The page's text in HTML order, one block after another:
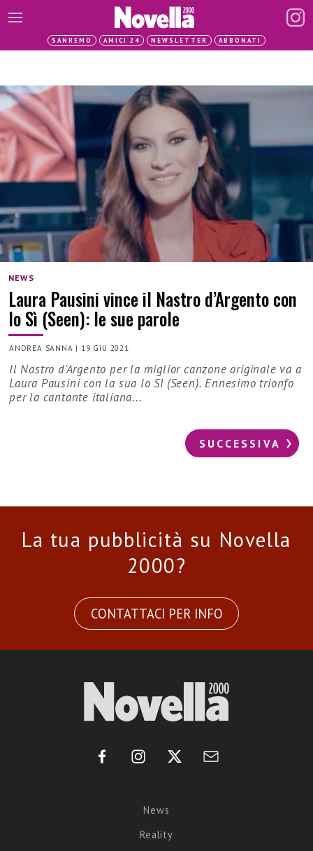
SANREMO AMICI 24 NEWSLETTER ABBONATI
NEWS
Laura Pausini vince il Nastro d’Argento con
Io Sì (Seen): le sue parole
ANDREA SANNA | 19 GIU 2021
Il Nastro d'Argento per la miglior canzone originale va a
Laura Pausini con la sua Io Sì (Seen). Ennesimo trionfo
per la cantante italiana...
SUCCESSIVA
La tua pubblicità su Novella
2000?
CONTATTACI PER INFO
News
Reality